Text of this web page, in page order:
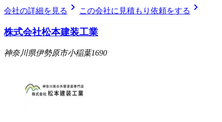
会社の詳細を見る chevron_right この会社に見積もり依頼をする chevron_right
株式会社松本建装工業
神奈川県伊勢原市小稲葉1690